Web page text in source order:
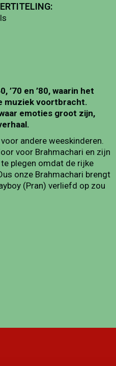
’70 en ’80, waarin het
muziek voortbracht.
emoties groot zijn,
andere weeskinderen.
voor Brahmachari en zijn
plegen omdat de rijke
onze Brahmachari brengt
(Pran) verliefd op zou